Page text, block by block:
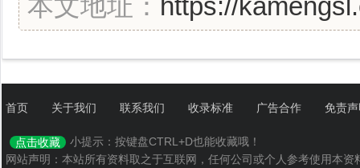
本文地址： https://
首页 关于我们 联系我们 收录标准 广告合作 免责
点击收藏
小提示：按键盘CTRL+D也能收藏哦！
网站声明：本站所有资料取之于互联网，任何公司或个人参考使用本